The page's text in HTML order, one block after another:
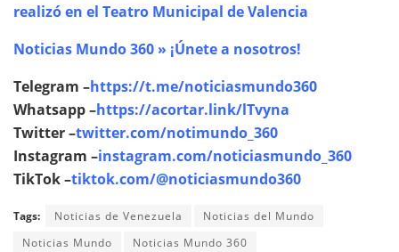
realizó en el Teatro Municipal de Valencia
Noticias Mundo 360 » ¡Únete a nosotros!
Telegram –https://t.me/noticiasmundo360
Whatsapp –https://acortar.link/lTvyna
Twitter –twitter.com/notimundo_360
Instagram –instagram.com/noticiasmundo_360
TikTok –tiktok.com/@noticiasmundo360
Tags: Noticias de Venezuela
Noticias del Mundo
Noticias Mundo
Noticias Mundo 360